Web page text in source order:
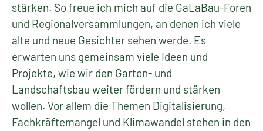
stärken. So freue ich mich auf die GaLaBau-Foren
und Regionalversammlungen, an denen ich viele
alte und neue Gesichter sehen werde. Es
erwarten uns gemeinsam viele Ideen und
Projekte, wie wir den Garten- und
Landschaftsbau weiter fördern und stärken
wollen. Vor allem die Themen Digitalisierung,
Fachkräftemangel und Klimawandel stehen in den